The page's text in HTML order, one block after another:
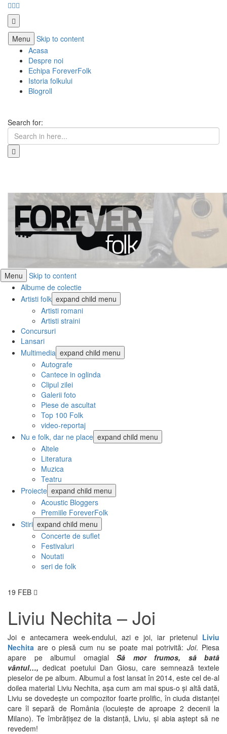
Menu
Skip to content
Acasa
Despre noi
Echipa ForeverFolk
Istoria folkului
Blogroll
Search for:
Menu
Skip to content
Albume de colectie
Artisti folk expand child menu
Artisti romani
Artisti straini
Concursuri
Lansari
Multimedia expand child menu
Autografe
Cantece in oglinda
Clipul zilei
Galerii foto
Piese de ascultat
Top 100 Folk
video-reportaj
Nu e folk, dar ne place expand child menu
Altele
Literatura
Muzica
Teatru
Proiecte expand child menu
Acoustic Bloggers
Premiile ForeverFolk
Stiri expand child menu
Concerte de suflet
Festivaluri
Noutati
seri de folk
19 FEB
Liviu Nechita – Joi
Joi e antecamera week-endului, azi e joi, iar prietenul Liviu
Nechita are o piesă cum nu se poate mai potrivită:Joi. Piesa
apare pe albumul omagial Să mor frumos, să bată
vântul…,dedicat poetului Dan Giosu, care semnează textele
pieselor de pe album. Albumul a fost lansat în 2014, este cel de-al
doilea material Liviu Nechita, așa cum am mai spus-o și altă dată,
Liviu se dovedește un compozitor foarte prolific, în ciuda distanței
care îl separă de România (locuiește de aproape 2 decenii la
Milano). Te îmbrățișez de la distanță, Liviu, și abia aștept să ne
revedem!